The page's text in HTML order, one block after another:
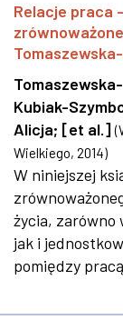
Relacje praca
Kubiak-
Alicja; [et al.] (
Wielkiego, 2014)
W niniejszej
życia, zarówno
jak i
pomiędzy